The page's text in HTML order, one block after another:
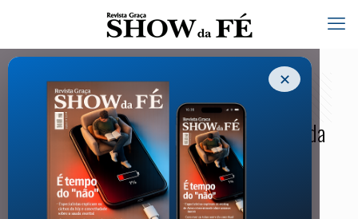
✕
As Escrituras alertam sobre o perigo da
língua, capaz de gerar vida ou morte
14/03/2025